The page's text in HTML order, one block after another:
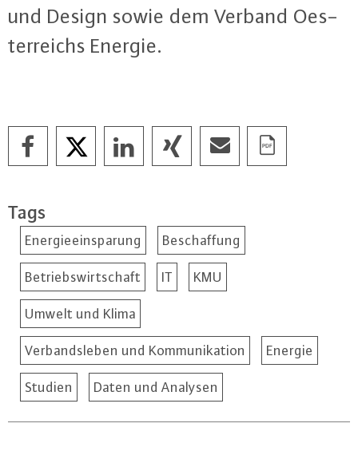
und Design sowie dem Verband Oe­s­
ter­reichs Energie.
Tags
Energieeinsparung Beschaffung
Betriebswirtschaft IT KMU
Umwelt und Klima
Verbandsleben und Kommunikation Energie
Studien Daten und Analysen